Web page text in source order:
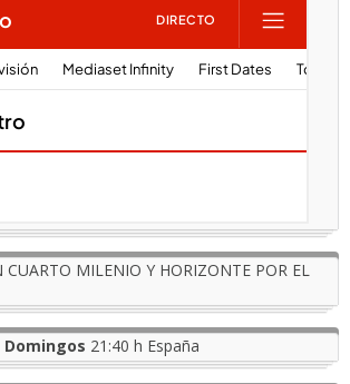
CUARTO MILENIO Y HORIZONTE POR EL
Domingos 21:40 h España